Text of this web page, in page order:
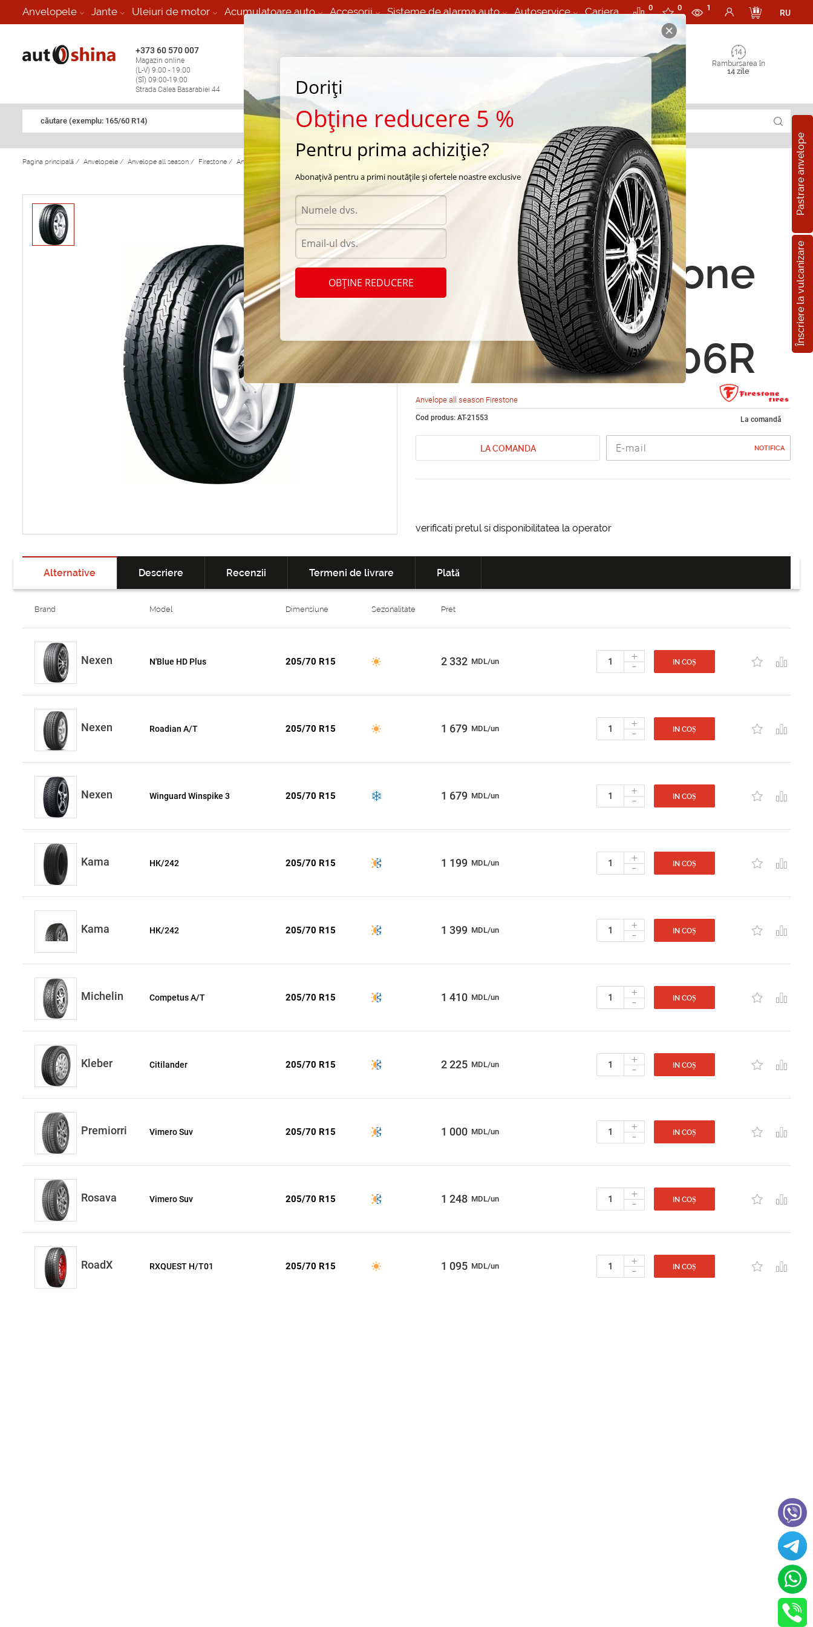
Anvelopele Jante Uleiuri de motor Acumulatoare auto Accesorii Sisteme de alarma auto Autoservice Cariera 0 0 1
RU
+373 60 570 007
Magazin online
(L-V) 9:00 - 19:00
(Sî) 09:00-19:00
Strada Calea Basarabiei 44
Vulcanizare Mobila 24/7 non
Rambursarea în
14 zile
căutare (exemplu: 165/60 R14)
Pastrare anvelope
Înscriere la vulcanizare
Pagina principală / Anvelopele / Anvelope all season / Firestone / Anvelope all season Firestone VANHAWK Firestone VANHAWK 205/70 R15 106R
Anvelope all
season Firestone
VANHAWK
205/70 R15 106R
Anvelope all season Firestone
Cod produs: AT-21553 La comandă
LA COMANDA NOTIFICA
verificati pretul si disponibilitatea la operator
Alternative Descriere Recenzii Termeni de livrare Plată
Brand Model Dimensiune Sezonalitate Pret
Nexen N'Blue HD Plus 205/70 R15 2 332 MDL/un +
- IN COȘ
Nexen Roadian A/T 205/70 R15 1 679 MDL/un +
- IN COȘ
Nexen Winguard Winspike 3 205/70 R15 1 679 MDL/un +
- IN COȘ
Kama НК/242 205/70 R15 1 199 MDL/un +
- IN COȘ
Kama НК/242 205/70 R15 1 399 MDL/un +
- IN COȘ
Michelin Competus A/T 205/70 R15 1 410 MDL/un +
- IN COȘ
Kleber Citilander 205/70 R15 2 225 MDL/un +
- IN COȘ
Premiorri Vimero Suv 205/70 R15 1 000 MDL/un +
- IN COȘ
Rosava Vimero Suv 205/70 R15 1 248 MDL/un +
- IN COȘ
RoadX RXQUEST H/T01 205/70 R15 1 095 MDL/un +
- IN COȘ
Doriți
Obține reducere 5 %
Pentru prima achiziție?
Abonațivă pentru a primi noutățile și ofertele noastre exclusive
OBȚINE REDUCERE